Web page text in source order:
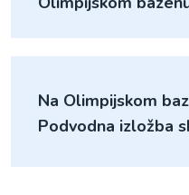
Na Olimpijskom
Podvodna izložba